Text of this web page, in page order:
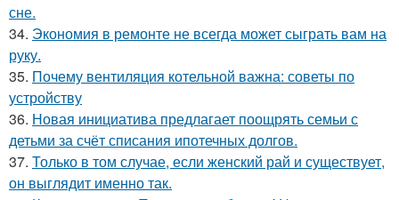
сне.
34. Экономия в ремонте не всегда может сыграть вам на
руку.
35. Почему вентиляция котельной важна: советы по
устройству
36. Новая инициатива предлагает поощрять семьи с
детьми за счёт списания ипотечных долгов.
37. Только в том случае, если женский рай и существует,
он выглядит именно так.